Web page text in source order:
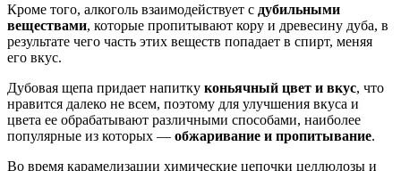
Кроме того, алкоголь взаимодействует с дубильными
веществами, которые пропитывают кору и древесину дуба, в
результате чего часть этих веществ попадает в спирт, меняя
его вкус.
Дубовая щепа придает напитку коньячный цвет и вкус, что
нравится далеко не всем, поэтому для улучшения вкуса и
цвета ее обрабатывают различными способами, наиболее
популярные из которых — обжаривание и пропитывание.
Во время карамелизации химические цепочки целлюлозы и